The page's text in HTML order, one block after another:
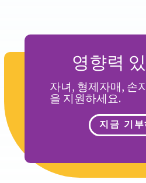
영향력
자녀, 형제자매, 손
을 지원하세요.
지금 기부